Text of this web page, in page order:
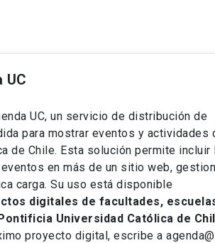
UC
UC, un servicio de distribución de
para mostrar eventos y actividades
de Chile. Esta solución permite incluir
en más de un sitio web,
carga. Su uso está disponible
digitales de facultades,
Universidad Católica de
proyecto digital, escribe a